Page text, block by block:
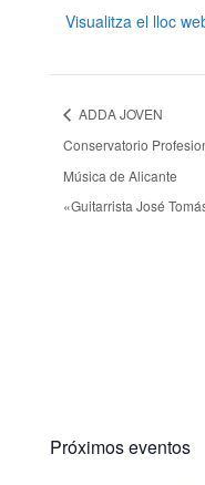
Visualitza el lloc
ADDA JOVEN
Conservatorio
Música de Alicante
«Guitarrista José
Próximos eventos